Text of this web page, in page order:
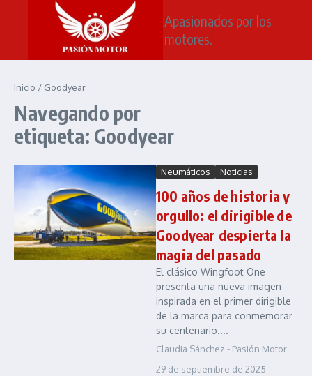
Saltar al contenido
Apasionados por los
motores.
Inicio / Goodyear
Navegando por
etiqueta: Goodyear
Neumáticos Noticias
100 años de historia y
orgullo: el dirigible de
Goodyear despierta la
magia del pasado
El clásico Wingfoot One
presenta una nueva imagen
inspirada en el primer dirigible
de la marca para conmemorar
su centenario....
Claudia Sánchez - Pasión Motor
29 de septiembre de 2025